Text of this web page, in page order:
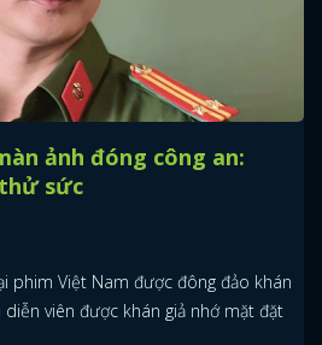
ảnh đóng công an:
sức
phim Việt Nam được đông đảo khán
viên được khán giả nhớ mặt đặt